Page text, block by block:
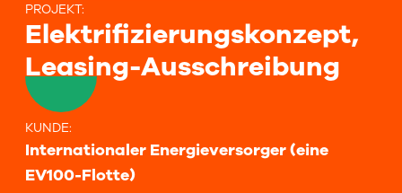
PROJEKT:
Elektrifizierungskonzept,
Leasing-Ausschreibung
KUNDE:
Internationaler Energieversorger (eine
EV100-Flotte)